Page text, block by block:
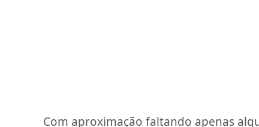
Com aproximação faltando apenas